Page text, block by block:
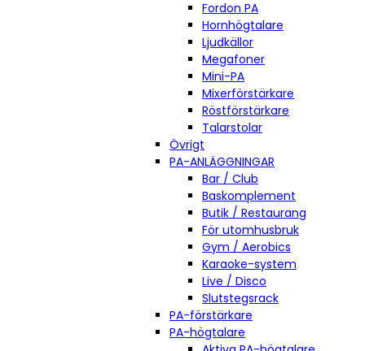
Fordon PA
Hornhögtalare
Ljudkällor
Megafoner
Mini-PA
Mixerförstärkare
Röstförstärkare
Talarstolar
Övrigt
PA-ANLÄGGNINGAR
Bar / Club
Baskomplement
Butik / Restaurang
För utomhusbruk
Gym / Aerobics
Karaoke-system
Live / Disco
Slutstegsrack
PA-förstärkare
PA-högtalare